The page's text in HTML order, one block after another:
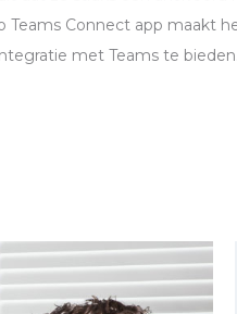
Teams Connect app maakt
met Teams te bieden.